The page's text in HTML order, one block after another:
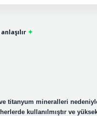
titanyum mineralleri
kullanılmıştır ve